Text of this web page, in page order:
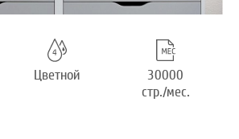
Цветной
30000
стр./мес.